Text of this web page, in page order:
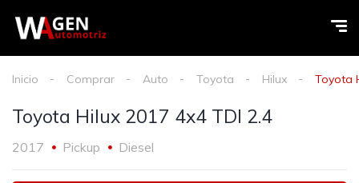
Inicio Comprar Auto Toyota Hilux Toyota
Toyota Hilux 2017 4x4 TDI 2.4
2017 Pickup Diesel